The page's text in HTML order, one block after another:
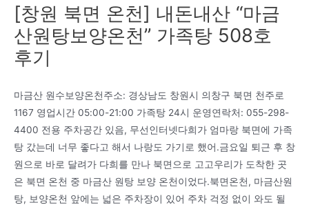
[창원 북면 온천] 내돈내산 “마금
산원탕보양온천” 가족탕 508호
후기
마금산 원수보양온천주소: 경상남도 창원시 의창구 북면 천주로
1167 영업시간 05:00-21:00 가족탕 24시 운영연락처: 055-298-
4400 전용 주차공간 있음, 무선인터넷다희가 엄마랑 북면에 가족
탕 갔는데 너무 좋다고 해서 나랑도 가기로 했어.금요일 퇴근 후 창
원으로 바로 달려가 다희를 만나 북면으로 고고우리가 도착한 곳
은 북면 온천 중 마금산 원탕 보양 온천이었다.북면온천, 마금산원
탕, 보양온천 앞에는 넓은 주차장이 있어 주차 걱정 없이 와도 될